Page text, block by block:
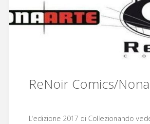
ReNoir Comics/
L’edizione 2017 di Collezionando